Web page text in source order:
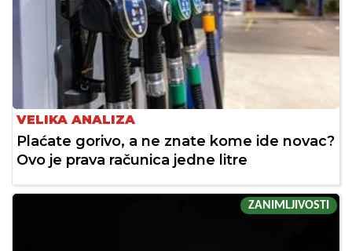
VELIKA ANALIZA
Plaćate gorivo, a ne znate kome ide novac?
Ovo je prava računica jedne litre
ZANIMLJIVOSTI